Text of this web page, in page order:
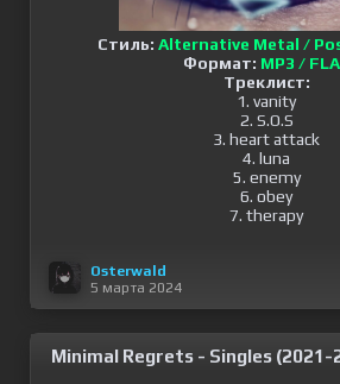
Стиль: Alternative Metal /
Формат: MP3 /
Треклист:
1. vanity
2. S.O.S
3. heart attack
4. luna
5. enemy
6. obey
7. therapy
Osterwald
5 марта 2024
Minimal Regrets - Singles (2021-